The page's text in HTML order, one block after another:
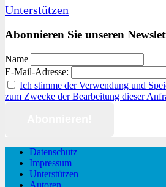
Überleben
wird
Unterstützen
Abonnieren Sie unseren
Name
E-Mail-Adresse:
Ich stimme der Verwendung und
zum Zwecke der Bearbeitung dieser
Datenschutz
Impressum
Unterstützen
Autoren